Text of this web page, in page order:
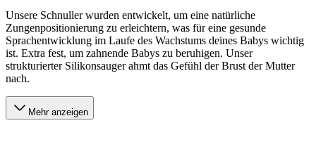
Unsere Schnuller wurden entwickelt, um eine natürliche
Zungenpositionierung zu erleichtern, was für eine gesunde
Sprachentwicklung im Laufe des Wachstums deines Babys wichtig
ist. Extra fest, um zahnende Babys zu beruhigen. Unser
strukturierter Silikonsauger ahmt das Gefühl der Brust der Mutter
nach.
Mehr anzeigen